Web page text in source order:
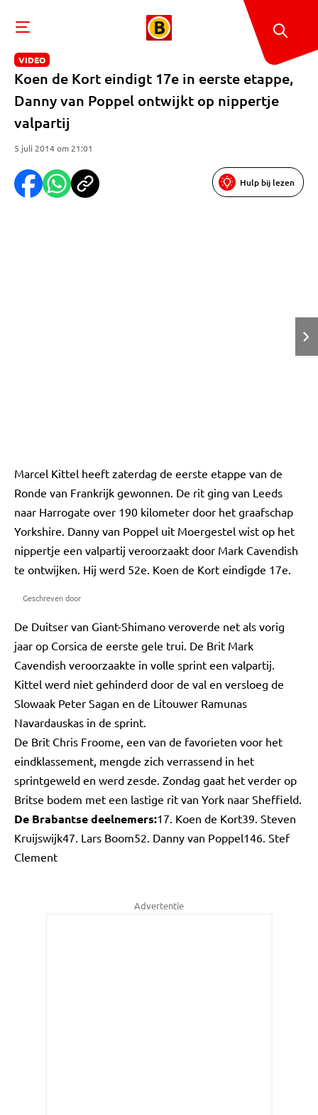
VIDEO
Koen de Kort eindigt 17e in eerste etappe,
Danny van Poppel ontwijkt op nippertje
valpartij
5 juli 2014 om 21:01
Hulp bij lezen
Marcel Kittel heeft zaterdag de eerste etappe van de
Ronde van Frankrijk gewonnen. De rit ging van Leeds
naar Harrogate over 190 kilometer door het graafschap
Yorkshire. Danny van Poppel uit Moergestel wist op het
nippertje een valpartij veroorzaakt door Mark Cavendish
te ontwijken. Hij werd 52e. Koen de Kort eindigde 17e.
Geschreven door
De Duitser van Giant-Shimano veroverde net als vorig
jaar op Corsica de eerste gele trui. De Brit Mark
Cavendish veroorzaakte in volle sprint een valpartij.
Kittel werd niet gehinderd door de val en versloeg de
Slowaak Peter Sagan en de Litouwer Ramunas
Navardauskas in de sprint.
De Brit Chris Froome, een van de favorieten voor het
eindklassement, mengde zich verrassend in het
sprintgeweld en werd zesde. Zondag gaat het verder op
Britse bodem met een lastige rit van York naar Sheffield.
De Brabantse deelnemers:17. Koen de Kort39. Steven
Kruijswijk47. Lars Boom52. Danny van Poppel146. Stef
Clement
Advertentie